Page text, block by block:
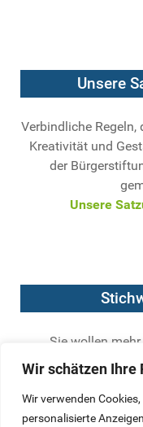
Wir schätzen Ihre
Wir verwenden
personalisierte
Unsere
Verbindliche
Kreativität und
der
Unsere
Sie wollen
Engagements
Stiftungen hat
Hier geht`s zur